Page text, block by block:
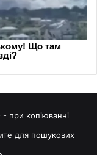
- при копіюванні
для пошукових